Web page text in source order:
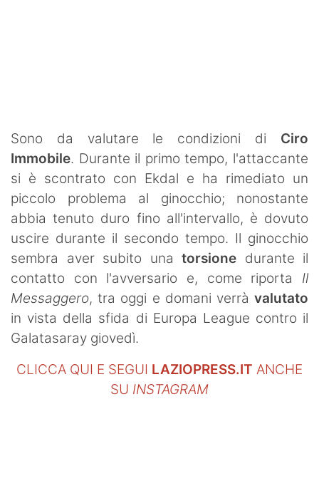
Contatti
Sono da valutare le condizioni di Ciro
Immobile. Durante il primo tempo, l'attaccante
si è scontrato con Ekdal e ha rimediato un
piccolo problema al ginocchio; nonostante
abbia tenuto duro fino all'intervallo, è dovuto
uscire durante il secondo tempo. Il ginocchio
sembra aver subito una torsione durante il
contatto con l'avversario e, come riporta Il
Messaggero, tra oggi e domani verrà valutato
in vista della sfida di Europa League contro il
Galatasaray giovedì.
CLICCA QUI E SEGUI LAZIOPRESS.IT ANCHE
SU INSTAGRAM